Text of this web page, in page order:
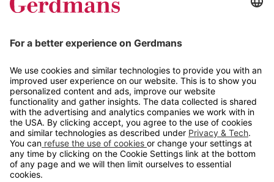
Tips og guider
Kontakt
info@gerdmans.no
67 80 56 20
Åpningstid
Hverdager 08:00-16:00